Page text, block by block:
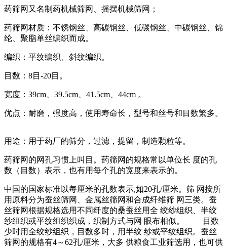
药筛网又名制药机械筛网、摇摆机械筛网；
药筛网材质：不锈钢丝、高碳钢丝、低碳钢丝、中碳钢丝、锦
纶、聚脂单丝编织而成。
编织：平纹编织、斜纹编织。
目数：8目-20目。
宽度：39cm、39.5cm、41.5cm、44cm 。
优点：耐磨，强度高，使用寿命长，型号和丝号和目数繁多。
用途：用于药厂的筛分，过滤，提留，制造颗粒等。
药筛网的网孔习惯上叫目。药筛网的规格常以单位长 度的孔
数（目数）表示，也有用每个孔的宽度来表示的。
中国的国家标准以每厘米的孔数表示,如20孔/厘米。筛 网按所
用原料分为蚕丝筛网、金属丝筛网和合成纤维筛 网三类。蚕
丝筛网根据规格选用不同纤度的桑蚕丝用全 绞纱组织、半绞
纱组织或平纹组织织成，织制方式与网 眼布相似。 目数
少时用全绞纱组织，目数多时，用半绞 纱或平纹组织。蚕丝
筛网的规格有4～62孔/厘米，大多 供粮食工业筛选用，也可供